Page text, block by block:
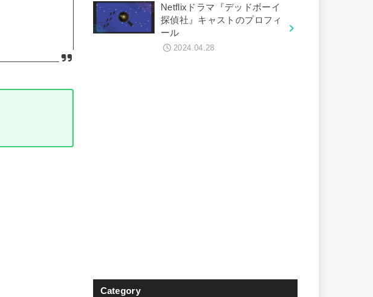
Netflixドラマ『デッドボーイ
探偵社』キャストのプロフィ
ール
2024.04.28
Category